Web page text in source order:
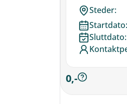
Steder:
Startdato:
Sluttdato:
0,-